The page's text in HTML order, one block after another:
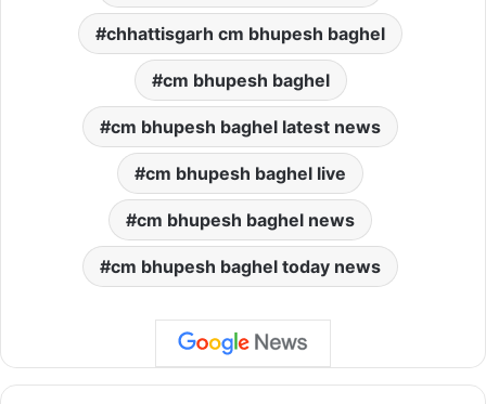
chhattisgarh cm bhupesh baghel
cm bhupesh baghel
cm bhupesh baghel latest news
cm bhupesh baghel live
cm bhupesh baghel news
cm bhupesh baghel today news